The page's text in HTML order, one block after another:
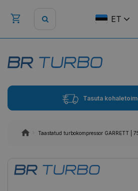
ET
Tasuta
Taastatud turbokompressor GARRETT |